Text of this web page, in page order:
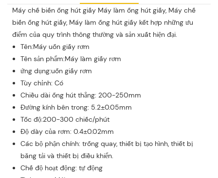
Máy chế biến ống hút giấy Máy làm ống hút giấy, Máy chế
biến ống hút giấy, Máy làm ống hút giấy kết hợp những ưu
điểm của quy trình thông thường và sản xuất hiện đại.
Tên:Máy uốn giấy rơm
Tên sản phẩm:Máy làm giấy rơm
ứng dụng:uốn giấy rơm
Tùy chỉnh: Có
Chiều dài ống hút thẳng: 200-250mm
Đường kính bên trong: 5.2±0.05mm
Tốc độ:200-300 chiếc/phút
Độ dày của rơm: 0.4±0.02mm
Các bộ phận chính: trống quay, thiết bị tạo hình, thiết bị
băng tải và thiết bị điều khiển.
Chế độ hoạt động: tự động